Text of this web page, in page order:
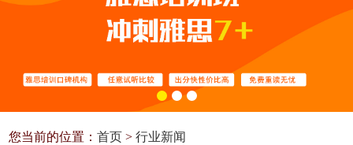
您当前的位置：首页 >行业新闻